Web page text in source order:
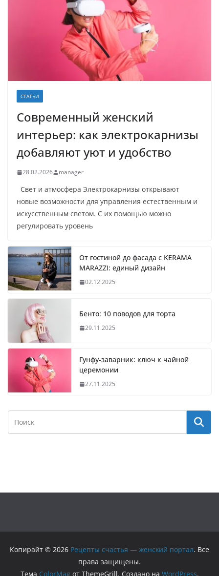
СТАТЬИ
Современный женский
интерьер: как электрокарнизы
добавляют уют и удобство
28.02.2026 manager
Свет и атмосфера Электрокарнизы открывают
новые возможности для управления естественным и
искусственным светом. С их помощью можно
регулировать уровень
От гостиной до фасада с KERAMA
MARAZZI: единый дизайн
02.12.2025
Бенто: 10 поводов для торта
29.11.2025
Гунфу-заварник: ключ к чайной
церемонии
27.11.2025
Копирайт © 2026 Рецепты счастья — женский портал. Все
права защищены.
Тема ColorMagот ThemeGrill. Создано на WordPress.